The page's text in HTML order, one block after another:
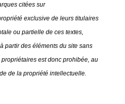
citées sur
exclusive de leurs titulaires
ou partielle de ces textes,
partir des éléments du site sans
est donc prohibée, au
de la propriété intellectuelle.